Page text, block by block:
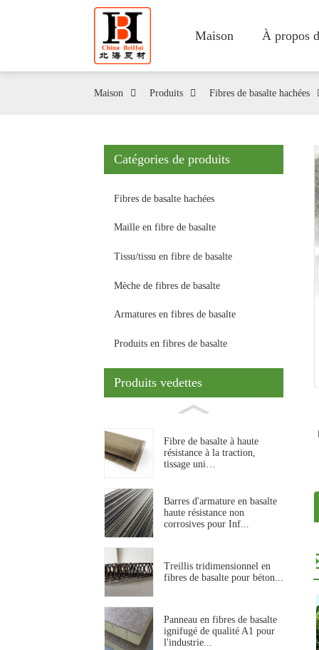
Maison À propos
Maison Produits Fibres de basalte hachées
Catégories de produits
Fibres de basalte hachées
Maille en fibre de basalte
Tissu/tissu en fibre de basalte
Mèche de fibres de basalte
Armatures en fibres de basalte
Produits en fibres de basalte
Produits vedettes
Fibre de basalte à haute
résistance à la traction,
tissage uni…
Barres d'armature en basalte
haute résistance non
corrosives pour Inf...
Treillis tridimensionnel en
fibres de basalte pour béton...
Panneau en fibres de basalte
ignifugé de qualité A1 pour
l'industrie...